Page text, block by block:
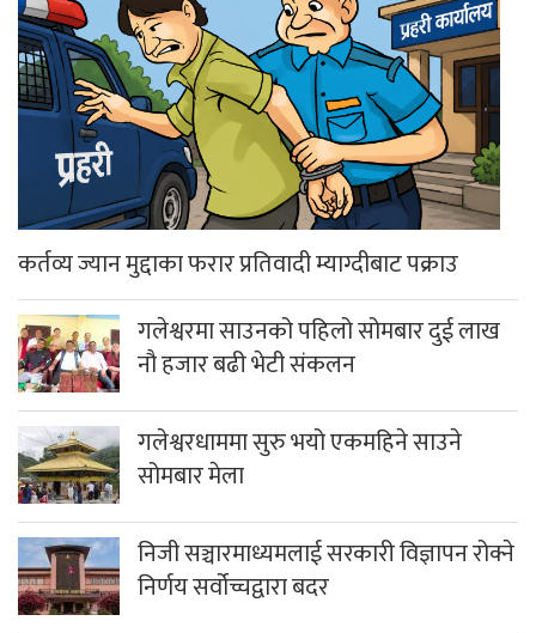
कर्तव्य ज्यान मुद्दाका फरार प्रतिवादी म्याग्दीबाट पक्राउ
गलेश्वरमा साउनको पहिलो सोमबार दुई लाख
नौ हजार बढी भेटी संकलन
गलेश्वरधाममा सुरु भयो एकमहिने साउने
सोमबार मेला
निजी सञ्चारमाध्यमलाई सरकारी विज्ञापन रोक्ने
निर्णय सर्वोच्चद्वारा बदर